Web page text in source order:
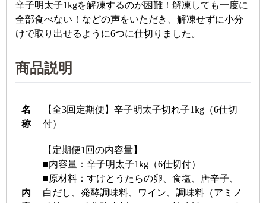
辛子明太子1kgを解凍するのが困難！解凍しても一度に
全部食べない！などの声をいただき、解凍せずに小分
けで取り出せるように6つに仕切りました。
商品説明
名
称
【全3回定期便】辛子明太子切れ子1kg（6仕切
付）
内
【定期便1回の内容量】
■内容量：辛子明太子1kg（6仕切付）
■原材料：すけとうたらの卵、食塩、唐辛子、
白だし、発酵調味料、ワイン、調味料（アミノ